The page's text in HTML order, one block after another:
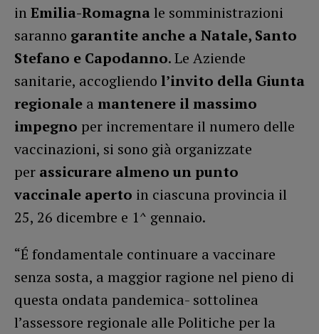
inEmilia-Romagnale somministrazioni
saranno garantite anche a Natale, Santo
Stefano e Capodanno. Le Aziende
sanitarie, accogliendo l’invito della Giunta
regionale a mantenere il massimo
impegno per incrementare il numero delle
vaccinazioni, si sono già organizzate
per assicurare almeno un punto
vaccinale aperto in ciascuna provincia il
25, 26 dicembre e 1^ gennaio.
“É fondamentale continuare a vaccinare
senza sosta, a maggior ragione nel pieno di
questa ondata pandemica- sottolinea
l’assessore regionale alle Politiche per la